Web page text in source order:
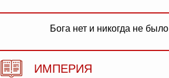
Бога нет и никогда не было
ИМПЕРИЯ